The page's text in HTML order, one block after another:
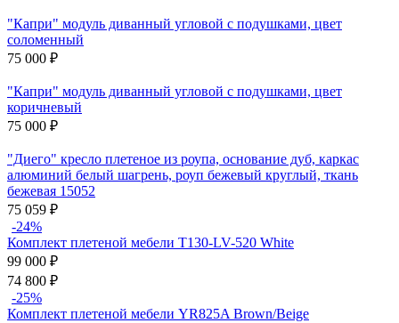
"Капри" модуль диванный угловой с подушками, цвет
соломенный
75 000 ₽
"Капри" модуль диванный угловой с подушками, цвет
коричневый
75 000 ₽
"Диего" кресло плетеное из роупа, основание дуб, каркас
алюминий белый шагрень, роуп бежевый круглый, ткань
бежевая 15052
75 059 ₽
-24%
Комплект плетеной мебели T130-LV-520 White
99 000 ₽
74 800 ₽
-25%
Комплект плетеной мебели YR825A Brown/Beige